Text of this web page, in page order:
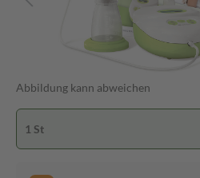
Abbildung kann abweichen
1 St